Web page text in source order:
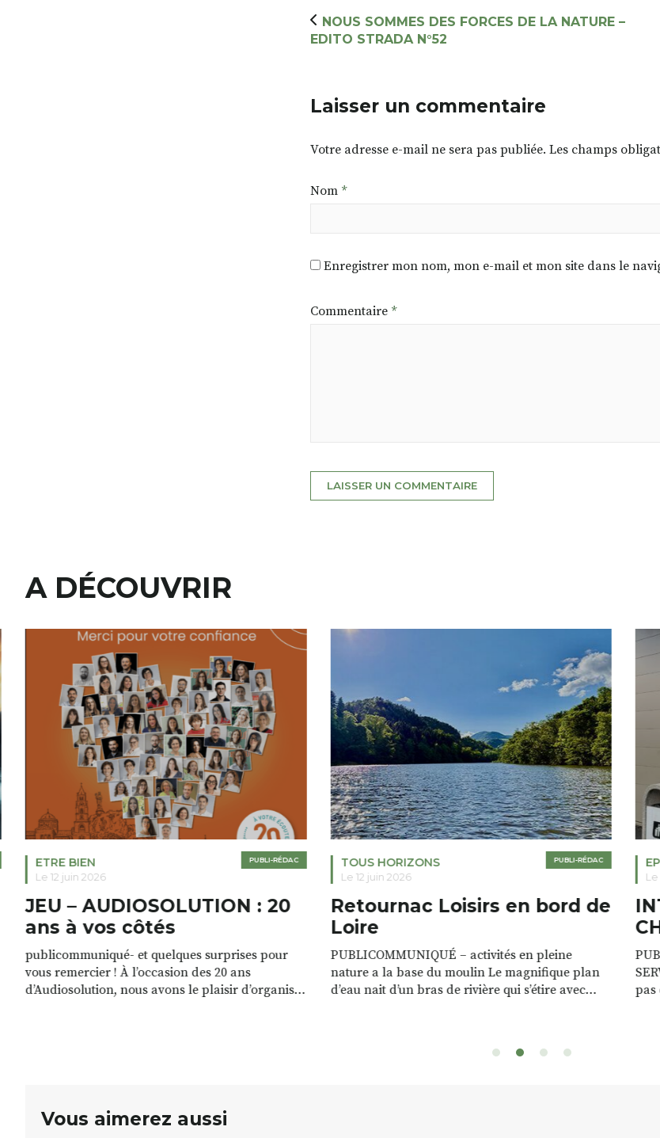
NOUS SOMMES DES FORCES DE LA NATURE –
EDITO STRADA N°52
Laisser un commentaire
Votre adresse e-mail ne sera pas publiée. Les champs
Nom *
Enregistrer mon nom, mon e-mail et mon site dans le
Commentaire *
A DÉCOUVRIR
PUBLI-RÉDAC
ETRE BIEN
Le 12 juin 2026
JEU – AUDIOSOLUTION : 20
ans à vos côtés
publicommuniqué- et quelques surprises pour
vous remercier ! À l’occasion des 20 ans
d’Audiosolution, nous avons le plaisir d’organiser
PUBLI-RÉDAC
TOUS HORIZONS
Le 12 juin 2026
Retournac Loisirs en bord de
Loire
PUBLICOMMUNIQUÉ – activités en pleine
nature a la base du moulin Le magnifique plan
d’eau nait d’un bras de rivière qui s’étire avec
Le
pas
Vous aimerez aussi